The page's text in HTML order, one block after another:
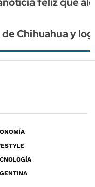
Chihuahua y